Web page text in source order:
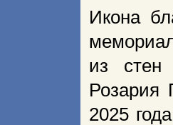
Икона
из стен
Розария
2025